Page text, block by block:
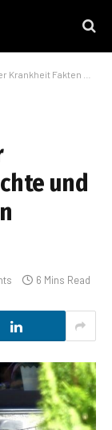
die Wahrheit hinter den Spekulationen
und
6 Mins Read